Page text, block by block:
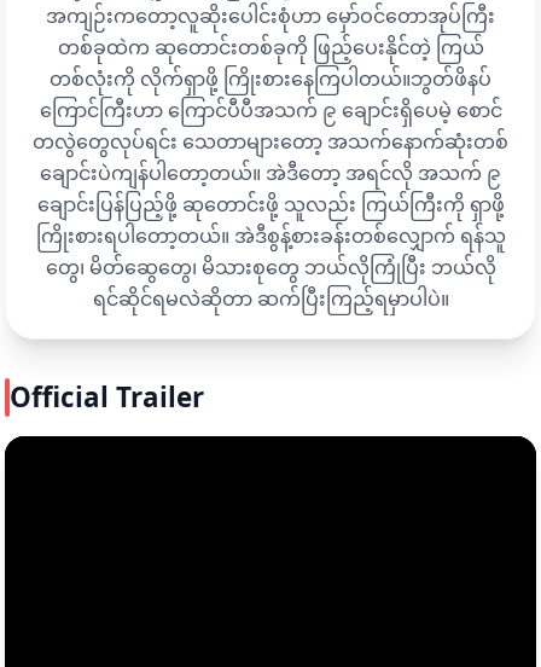
အကျဉ်းကတော့လူဆိုးပေါင်းစုံဟာ မှော်ဝင်တောအုပ်ကြီး
တစ်ခုထဲက ဆုတောင်းတစ်ခုကို ဖြည့်ပေးနိုင်တဲ့ ကြယ်
တစ်လုံးကို လိုက်ရှာဖို့ ကြိုးစားနေကြပါတယ်။ဘွတ်ဖိနပ်
ကြောင်ကြီးဟာ ကြောင်ပီပီအသက် ၉ ချောင်းရှိပေမဲ့ စောင်
တလွဲတွေလုပ်ရင်း သေတာများတော့ အသက်နောက်ဆုံးတစ်
ချောင်းပဲကျန်ပါတော့တယ်။ အဲဒီတော့ အရင်လို အသက် ၉
ချောင်းပြန်ပြည့်ဖို့ ဆုတောင်းဖို့ သူလည်း ကြယ်ကြီးကို ရှာဖို့
ကြိုးစားရပါတော့တယ်။ အဲဒီစွန့်စားခန်းတစ်လျှောက် ရန်သူ
တွေ၊ မိတ်ဆွေတွေ၊ မိသားစုတွေ ဘယ်လိုကြုံပြီး ဘယ်လို
ရင်ဆိုင်ရမလဲဆိုတာ ဆက်ပြီးကြည့်ရမှာပါပဲ။
Official Trailer